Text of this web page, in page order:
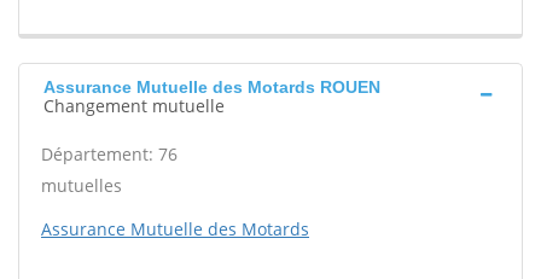
Assurance Mutuelle des Motards ROUEN
Changement mutuelle
Département: 76
mutuelles
Assurance Mutuelle des Motards